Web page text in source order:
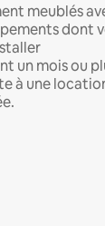
meublés
dont
un mois ou
à une